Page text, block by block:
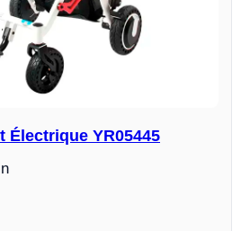
Électrique YR05445